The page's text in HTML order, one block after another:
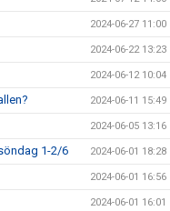
2024-06-27 11:00
2024-06-22 13:23
2024-06-12 10:04
2024-06-11 15:49
2024-06-05 13:16
1-2/6 2024-06-01 18:28
2024-06-01 16:56
2024-06-01 16:01